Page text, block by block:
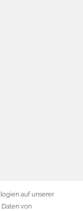
auf unserer
von